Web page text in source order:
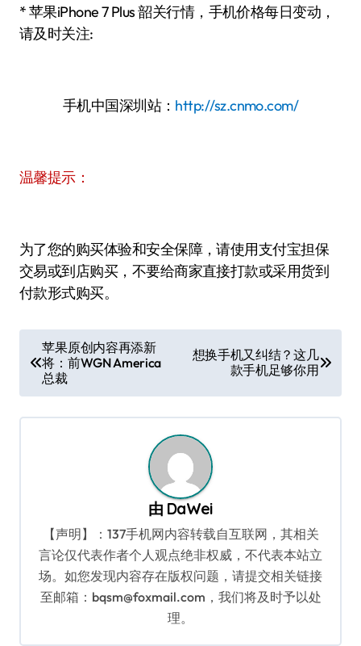
* 苹果iPhone 7 Plus 韶关行情，手机价格每日变动，
请及时关注:
手机中国深圳站： http://sz.cnmo.com/
温馨提示：
为了您的购买体验和安全保障，请使用支付宝担保
交易或到店购买，不要给商家直接打款或采用货到
付款形式购买。
章
导
航
苹果原创内容再添新
将：前WGN America
总裁
想换手机又纠结？这几
款手机足够你用
由 DaWei
【声明】：137手机网内容转载自互联网，其相关
言论仅代表作者个人观点绝非权威，不代表本站立
场。如您发现内容存在版权问题，请提交相关链接
至邮箱：bqsm@foxmail.com，我们将及时予以处
理。